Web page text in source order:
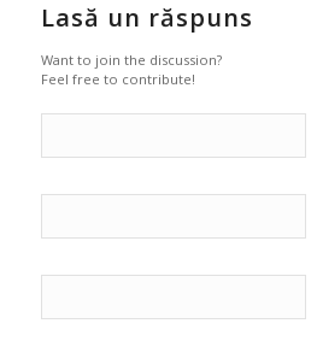
Lasă un răspuns
Want to join the discussion?
Feel free to contribute!